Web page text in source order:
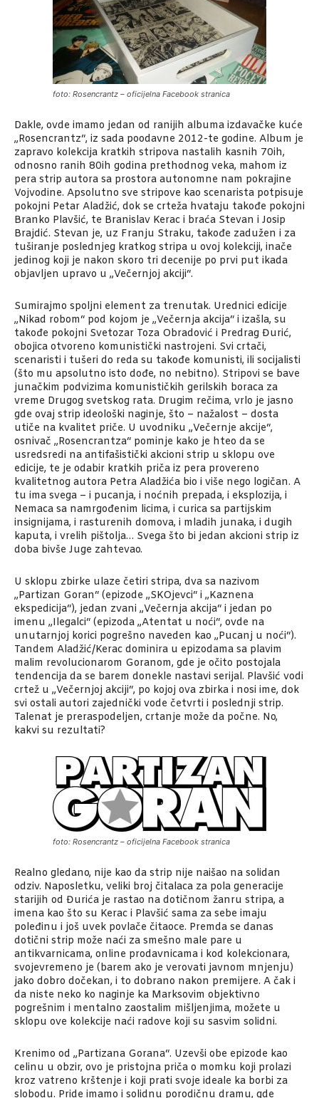
foto: Rosencrantz – oficijelna Facebook stranica
Dakle, ovde imamo jedan od ranijih albuma izdavačke kuće
„Rosencrantz“, iz sada poodavne 2012-te godine. Album je
zapravo kolekcija kratkih stripova nastalih kasnih 70ih,
odnosno ranih 80ih godina prethodnog veka, mahom iz
pera strip autora sa prostora autonomne nam pokrajine
Vojvodine. Apsolutno sve stripove kao scenarista potpisuje
pokojni Petar Aladžić, dok se crteža hvataju takođe pokojni
Branko Plavšić, te Branislav Kerac i braća Stevan i Josip
Brajdić. Stevan je, uz Franju Straku, takođe zadužen i za
tuširanje poslednjeg kratkog stripa u ovoj kolekciji, inače
jedinog koji je nakon skoro tri decenije po prvi put ikada
objavljen upravo u „Večernjoj akciji“.
Sumirajmo spoljni element za trenutak. Urednici edicije
„Nikad robom“ pod kojom je „Večernja akcija“ i izašla, su
takođe pokojni Svetozar Toza Obradović i Predrag Đurić,
obojica otvoreno komunistički nastrojeni. Svi crtači,
scenaristi i tušeri do reda su takođe komunisti, ili socijalisti
(što mu apsolutno isto dođe, no nebitno). Stripovi se bave
junačkim podvizima komunističkih gerilskih boraca za
vreme Drugog svetskog rata. Drugim rečima, vrlo je jasno
gde ovaj strip ideološki naginje, što – nažalost – dosta
utiče na kvalitet priče. U uvodniku „Večernje akcije“,
osnivač „Rosencrantza“ pominje kako je hteo da se
usredsredi na antifašistički akcioni strip u sklopu ove
edicije, te je odabir kratkih priča iz pera provereno
kvalitetnog autora Petra Aladžića bio i više nego logičan. A
tu ima svega – i pucanja, i noćnih prepada, i eksplozija, i
Nemaca sa namrgođenim licima, i curica sa partijskim
insignijama, i rasturenih domova, i mladih junaka, i dugih
kaputa, i vrelih pištolja… Svega što bi jedan akcioni strip iz
doba bivše Juge zahtevao.
U sklopu zbirke ulaze četiri stripa, dva sa nazivom
„Partizan Goran“ (epizode „SKOjevci“ i „Kaznena
ekspedicija“), jedan zvani „Večernja akcija“ i jedan po
imenu „Ilegalci“ (epizoda „Atentat u noći“, ovde na
unutarnjoj korici pogrešno naveden kao „Pucanj u noći“).
Tandem Aladžić/Kerac dominira u epizodama sa plavim
malim revolucionarom Goranom, gde je očito postojala
tendencija da se barem donekle nastavi serijal. Plavšić vodi
crtež u „Večernjoj akciji“, po kojoj ova zbirka i nosi ime, dok
svi ostali autori zajednički vode četvrti i poslednji strip.
Talenat je preraspodeljen, crtanje može da počne. No,
kakvi su rezultati?
foto: Rosencrantz – oficijelna Facebook stranica
Realno gledano, nije kao da strip nije naišao na solidan
odziv. Naposletku, veliki broj čitalaca za pola generacije
starijih od Đurića je rastao na dotičnom žanru stripa, a
imena kao što su Kerac i Plavšić sama za sebe imaju
poleđinu i još uvek povlače čitaoce. Premda se danas
dotični strip može naći za smešno male pare u
antikvarnicama, online prodavnicama i kod kolekcionara,
svojevremeno je (barem ako je verovati javnom mnjenju)
jako dobro dočekan, i to dobrano nakon premijere. A čak i
da niste neko ko naginje ka Marksovim objektivno
pogrešnim i mentalno zaostalim mišljenjima, možete u
sklopu ove kolekcije naći radove koji su sasvim solidni.
Krenimo od „Partizana Gorana“. Uzevši obe epizode kao
celinu u obzir, ovo je pristojna priča o momku koji prolazi
kroz vatreno krštenje i koji prati svoje ideale ka borbi za
slobodu. Pride imamo i solidnu porodičnu dramu, gde